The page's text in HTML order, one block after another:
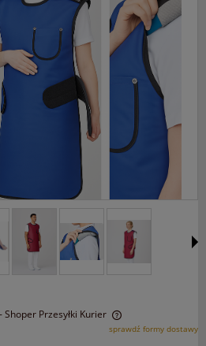
- Shoper Przesyłki Kurier
kosztów płatnościsprawdź formy dostawy